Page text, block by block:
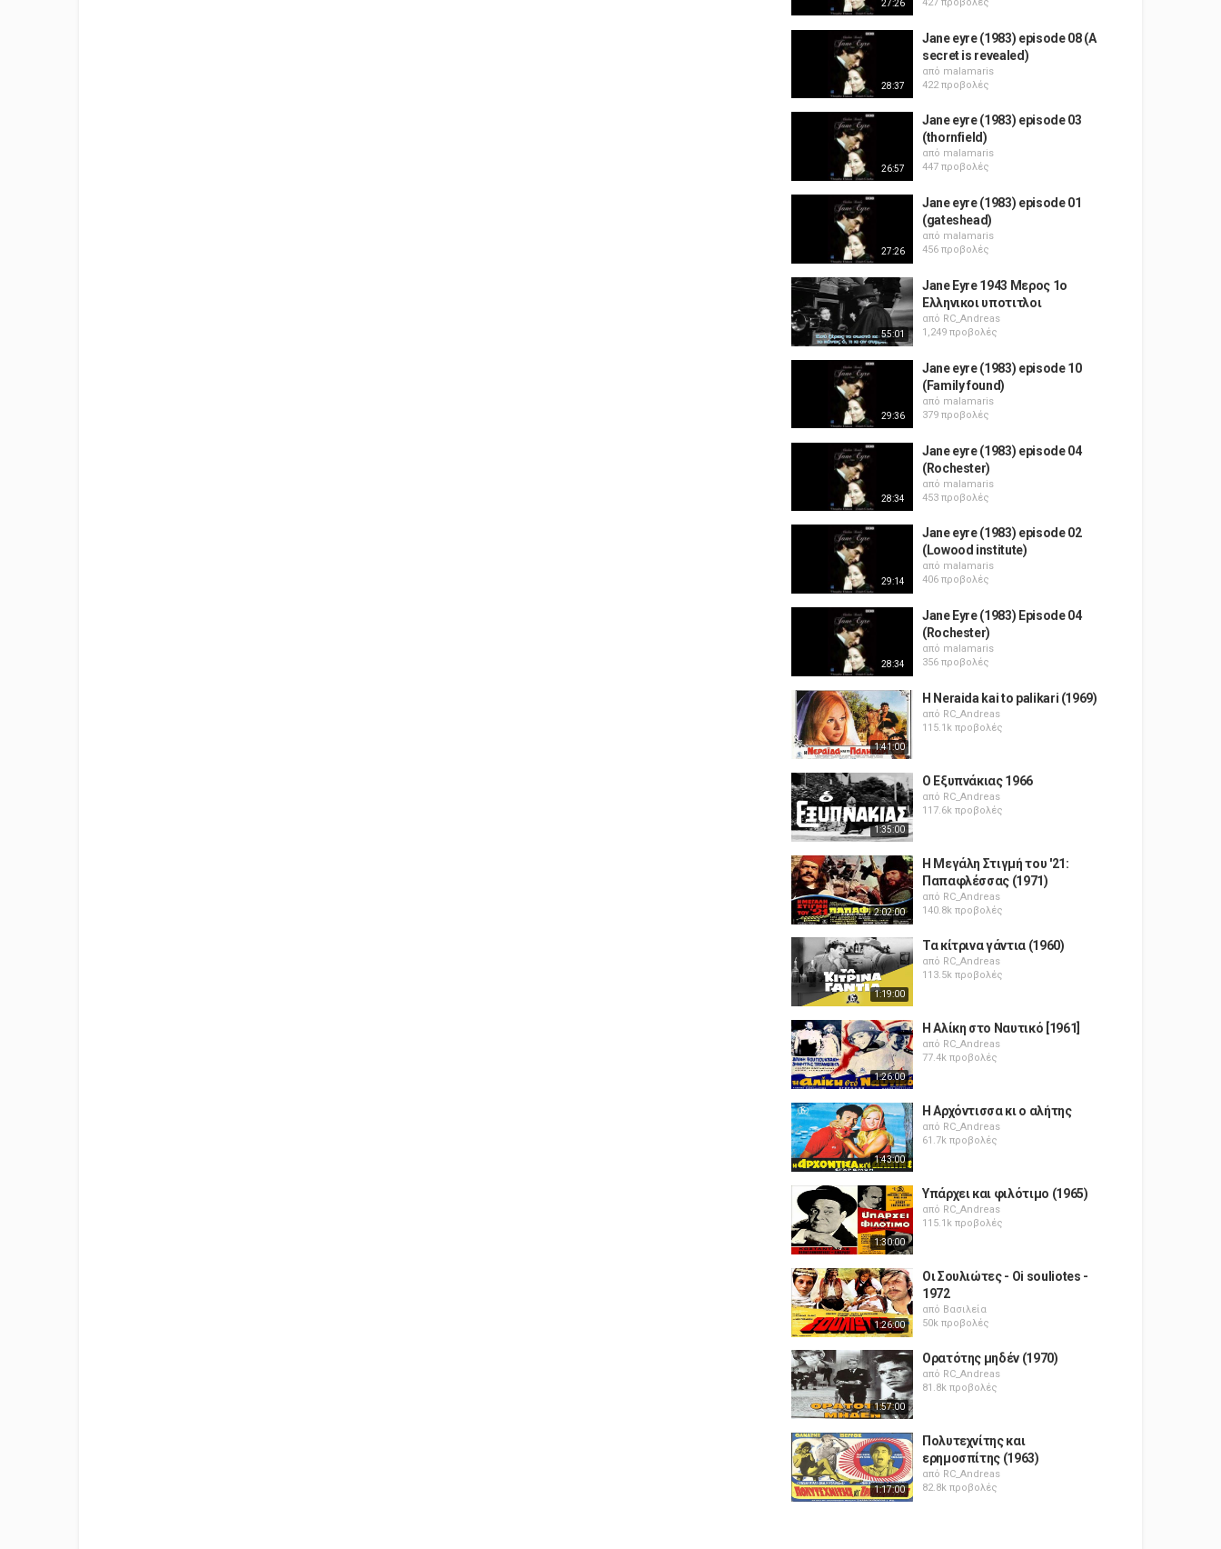
27:26
28:37
Jane eyre (1983) episode 08 (A
secret is revealed)
από malamaris
422 προβολές
26:57
Jane eyre (1983) episode 03
(thornfield)
από malamaris
447 προβολές
27:26
Jane eyre (1983) episode 01
(gateshead)
από malamaris
456 προβολές
55:01
Jane Eyre 1943 Μερος 1ο
Ελληνικοι υποτιτλοι
από RC_Andreas
1,249 προβολές
29:36
Jane eyre (1983) episode 10
(Family found)
από malamaris
379 προβολές
28:34
Jane eyre (1983) episode 04
(Rochester)
από malamaris
453 προβολές
29:14
Jane eyre (1983) episode 02
(Lowood institute)
από malamaris
406 προβολές
28:34
Jane Eyre (1983) Episode 04
(Rochester)
από malamaris
356 προβολές
1:41:00
H Neraida kai to palikari (1969)
από RC_Andreas
115.1k προβολές
1:35:00
Ο Εξυπνάκιας 1966
από RC_Andreas
117.6k προβολές
2:02:00
Η Μεγάλη Στιγμή του '21:
Παπαφλέσσας (1971)
από RC_Andreas
140.8k προβολές
1:19:00
Τα κίτρινα γάντια (1960)
από RC_Andreas
113.5k προβολές
1:26:00
Η Αλίκη στο Ναυτικό [1961]
από RC_Andreas
77.4k προβολές
1:43:00
Η Αρχόντισσα κι ο αλήτης
από RC_Andreas
61.7k προβολές
1:30:00
Υπάρχει και φιλότιμο (1965)
από RC_Andreas
115.1k προβολές
1:26:00
Οι Σουλιώτες - Oi souliotes -
1972
από Βασιλεία
50k προβολές
1:57:00
Ορατότης μηδέν (1970)
από RC_Andreas
81.8k προβολές
1:17:00
Πολυτεχνίτης και
ερημοσπίτης (1963)
από RC_Andreas
82.8k προβολές